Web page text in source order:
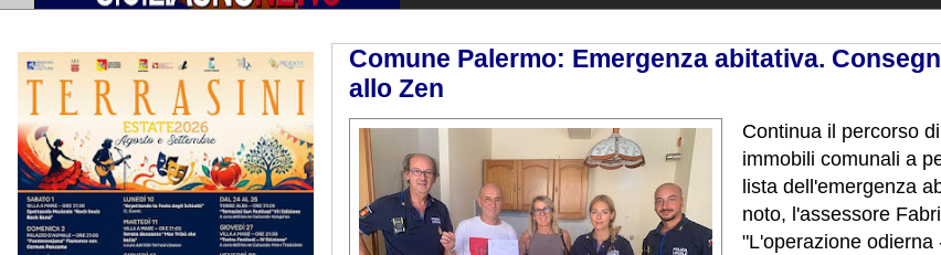
Comune Palermo: Emergenza abitativa.
allo Zen
Continua il percorso
immobili comunali a
lista dell'emergenza
noto, l'assessore
"L'operazione